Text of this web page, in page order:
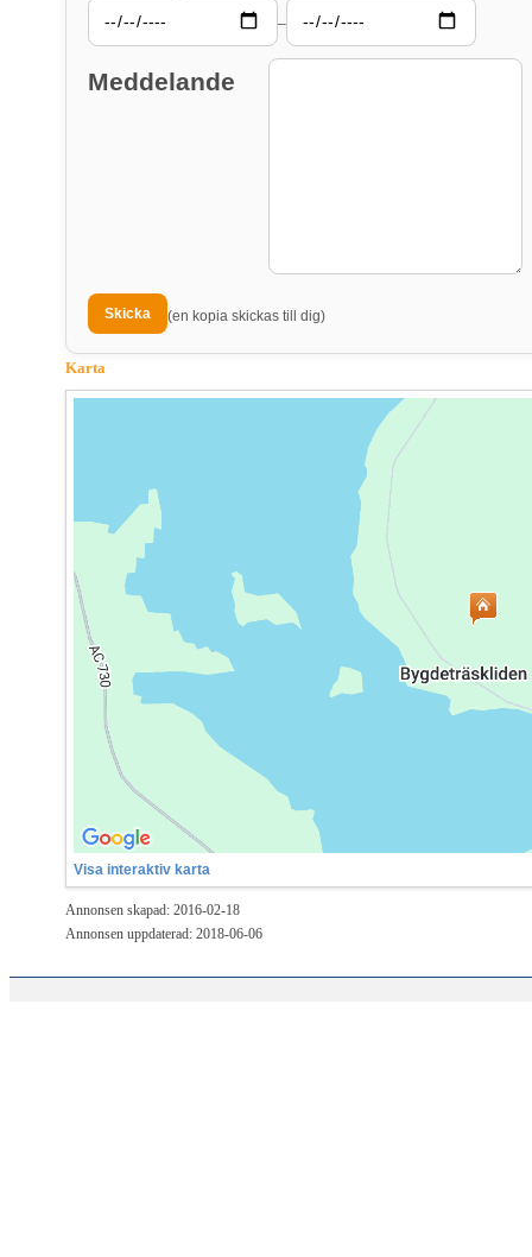
–
Meddelande
(en kopia skickas till dig)
Karta
Visa interaktiv karta
Annonsen skapad: 2016-02-18
Annonsen uppdaterad: 2018-06-06